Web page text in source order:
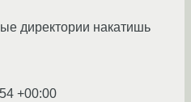
директории накатишь
+00:00